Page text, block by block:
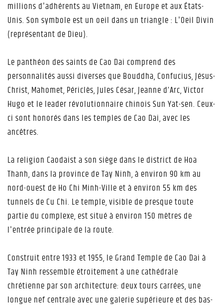
millions d'adhérents au Vietnam, en Europe et aux États-
Unis. Son symbole est un oeil dans un triangle : L'Oeil Divin
(représentant de Dieu).
Le panthéon des saints de Cao Dai comprend des
personnalités aussi diverses que Bouddha, Confucius, Jésus-
Christ, Mahomet, Périclès, Jules César, Jeanne d’Arc, Victor
Hugo et le leader révolutionnaire chinois Sun Yat-sen. Ceux-
ci sont honorés dans les temples de Cao Dai, avec les
ancêtres.
La religion Caodaist a son siège dans le district de Hoa
Thanh, dans la province de Tay Ninh, à environ 90 km au
nord-ouest de Ho Chi Minh-Ville et à environ 55 km des
tunnels de Cu Chi. Le temple, visible de presque toute
partie du complexe, est situé à environ 150 mètres de
l'entrée principale de la route.
Construit entre 1933 et 1955, le Grand Temple de Cao Dai à
Tay Ninh ressemble étroitement à une cathédrale
chrétienne par son architecture: deux tours carrées, une
longue nef centrale avec une galerie supérieure et des bas-